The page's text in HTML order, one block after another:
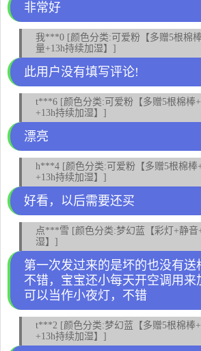
非常好
我***0 [颜色分类:可爱粉【多赠5根棉
量+13h持续加湿】]
此用户没有填写评论!
t***6 [颜色分类:可爱粉【多赠5根棉棒
+13h持续加湿】]
漂亮
h***4 [颜色分类:可爱粉【多赠5根棉棒
+13h持续加湿】]
好看，以后需要还买
点***雪 [颜色分类:梦幻蓝【彩灯+静音
湿】]
第一次发过来的是坏的也没有送
不错，宝宝还小每天开空调用来
可以当作小夜灯，不错
t***2 [颜色分类:梦幻蓝【多赠5根棉棒
+13h持续加湿】]